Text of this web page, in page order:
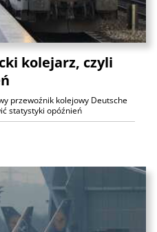
kolejarz, czyli
przewoźnik kolejowy Deutsche
statystyki opóźnień